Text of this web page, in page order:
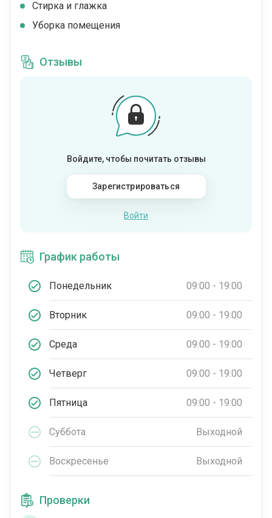
Стирка и глажка
Уборка помещения
Отзывы
Войдите, чтобы почитать отзывы
Зарегистрироваться
Войти
График работы
Понедельник 09:00 - 19:00
Вторник 09:00 - 19:00
Среда 09:00 - 19:00
Четверг 09:00 - 19:00
Пятница 09:00 - 19:00
Суббота Выходной
Воскресенье Выходной
Проверки